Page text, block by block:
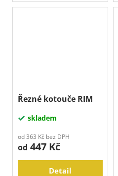
Řezné kotouče RIM
skladem
od 363 Kč bez DPH
od 447 Kč
Detail